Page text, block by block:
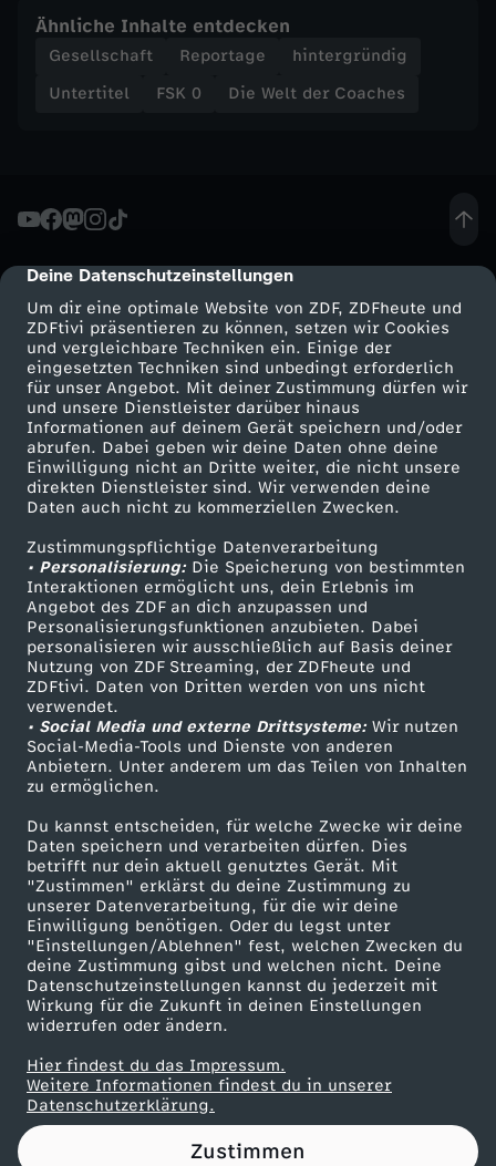
cmp-dialog-description
Deine Datenschutzeinstellungen
Um dir eine optimale Website von ZDF, ZDFheute und
ZDFtivi präsentieren zu können, setzen wir Cookies
und vergleichbare Techniken ein. Einige der
eingesetzten Techniken sind unbedingt erforderlich
für unser Angebot. Mit deiner Zustimmung dürfen wir
und unsere Dienstleister darüber hinaus
Informationen auf deinem Gerät speichern und/oder
abrufen. Dabei geben wir deine Daten ohne deine
Einwilligung nicht an Dritte weiter, die nicht unsere
direkten Dienstleister sind. Wir verwenden deine
Daten auch nicht zu kommerziellen Zwecken.
Zustimmungspflichtige Datenverarbeitung
• Personalisierung:Die Speicherung von bestimmten
Interaktionen ermöglicht uns, dein Erlebnis im
Angebot des ZDF an dich anzupassen und
Personalisierungsfunktionen anzubieten. Dabei
personalisieren wir ausschließlich auf Basis deiner
Nutzung von ZDF Streaming, der ZDFheute und
ZDFtivi. Daten von Dritten werden von uns nicht
verwendet.
• Social Media und externe Drittsysteme:Wir nutzen
Social-Media-Tools und Dienste von anderen
Anbietern. Unter anderem um das Teilen von Inhalten
zu ermöglichen.
Du kannst entscheiden, für welche Zwecke wir deine
Daten speichern und verarbeiten dürfen. Dies
betrifft nur dein aktuell genutztes Gerät. Mit
"Zustimmen" erklärst du deine Zustimmung zu
unserer Datenverarbeitung, für die wir deine
Einwilligung benötigen. Oder du legst unter
"Einstellungen/Ablehnen" fest, welchen Zwecken du
deine Zustimmung gibst und welchen nicht. Deine
Datenschutzeinstellungen kannst du jederzeit mit
Wirkung für die Zukunft in deinen Einstellungen
widerrufen oder ändern.
Hier findest du das Impressum.
Weitere Informationen findest du in unserer
Datenschutzerklärung.
Zustimmen
i
c
Ähnliche Inhalte entdecken
Gesellschaft Reportage
hintergründig
Untertitel
FSK 0 Die Welt der Coaches
Mehr ZDF
ZDF-Apps
Smart TV
ZDFtext
Livestreams
Sendungen A-Z
TV-Programm
Service
ZDFmitreden
Kontakt zum ZDF
Tickets
Zuschauerservice
Hilfe
ZDF Unternehmen
Karriere
ZDF goes Schule
Werbefernsehen
Mainzelmännchen
Partner